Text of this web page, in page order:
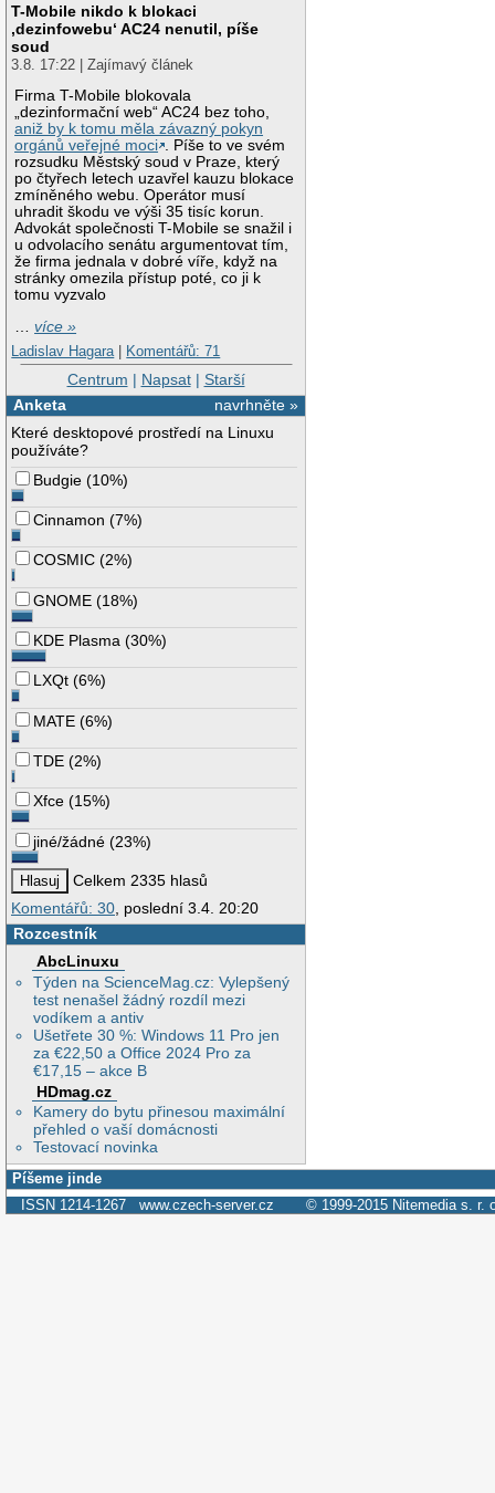
T-Mobile nikdo k blokaci
‚dezinfowebu‘ AC24 nenutil, píše
soud
3.8. 17:22 | Zajímavý článek
Firma T-Mobile blokovala
„dezinformační web“ AC24 bez toho,
aniž by k tomu měla závazný pokyn
orgánů veřejné moci . Píše to ve svém
rozsudku Městský soud v Praze, který
po čtyřech letech uzavřel kauzu blokace
zmíněného webu. Operátor musí
uhradit škodu ve výši 35 tisíc korun.
Advokát společnosti T-Mobile se snažil i
u odvolacího senátu argumentovat tím,
že firma jednala v dobré víře, když na
stránky omezila přístup poté, co ji k
tomu vyzvalo
…více »
Ladislav Hagara | Komentářů: 71
Centrum | Napsat| Starší
navrhněte »
Anketa
Které desktopové prostředí na Linuxu
používáte?
Budgie (10%)
Cinnamon (7%)
COSMIC (2%)
GNOME (18%)
KDE Plasma (30%)
LXQt (6%)
MATE (6%)
TDE (2%)
Xfce (15%)
jiné/žádné (23%)
Celkem 2335 hlasů
Komentářů: 30, poslední 3.4. 20:20
Rozcestník
AbcLinuxu
Týden na ScienceMag.cz: Vylepšený
test nenašel žádný rozdíl mezi
vodíkem a antiv
Ušetřete 30 %: Windows 11 Pro jen
za €22,50 a Office 2024 Pro za
€17,15 – akce B
HDmag.cz
Kamery do bytu přinesou maximální
přehled o vaší domácnosti
Testovací novinka
Píšeme jinde
ISSN 1214-1267 www.czech-server.cz © 1999-2015 Nitemedia s. r.